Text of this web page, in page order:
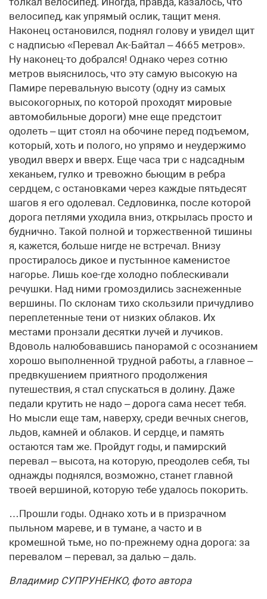
велосипед, как упрямый ослик, тащит меня.
Наконец остановился, поднял голову и увидел щит
с надписью «Перевал Ак-Байтал – 4665 метров».
Ну наконец-то добрался! Однако через сотню
метров выяснилось, что эту самую высокую на
Памире перевальную высоту (одну из самых
высокогорных, по которой проходят мировые
автомобильные дороги) мне еще предстоит
одолеть – щит стоял на обочине перед подъемом,
который, хоть и полого, но упрямо и неудержимо
уводил вверх и вверх. Еще часа три с надсадным
хеканьем, гулко и тревожно бьющим в ребра
сердцем, с остановками через каждые пятьдесят
шагов я его одолевал. Седловинка, после которой
дорога петлями уходила вниз, открылась просто и
буднично. Такой полной и торжественной тишины
я, кажется, больше нигде не встречал. Внизу
простиралось дикое и пустынное каменистое
нагорье. Лишь кое-где холодно поблескивали
речушки. Над ними громоздились заснеженные
вершины. По склонам тихо скользили причудливо
переплетенные тени от низких облаков. Их
местами пронзали десятки лучей и лучиков.
Вдоволь налюбовавшись панорамой с осознанием
хорошо выполненной трудной работы, а главное –
предвкушением приятного продолжения
путешествия, я стал спускаться в долину. Даже
педали крутить не надо – дорога сама несет тебя.
Но мысли еще там, наверху, среди вечных снегов,
льдов, камней и облаков. И сердце, и память
остаются там же. Пройдут годы, и памирский
перевал – высота, на которую, преодолев себя, ты
однажды поднялся, возможно, станет главной
твоей вершиной, которую тебе удалось покорить.
…Прошли годы. Однако хоть и в призрачном
пыльном мареве, и в тумане, а часто и в
кромешной тьме, но по-прежнему одна дорога: за
перевалом – перевал, за далью – даль.
Владимир СУПРУНЕНКО, фото автора